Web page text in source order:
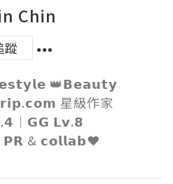
Chin
蹤
👑𝗕𝗲𝗮𝘂𝘁𝘆
星級作家
｜𝗚𝗚 𝗟𝘃.𝟴
& 𝗰𝗼𝗹𝗹𝗮𝗯❤️